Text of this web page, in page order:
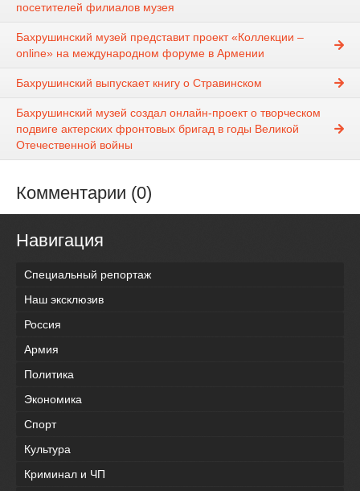
посетителей филиалов музея
Бахрушинский музей представит проект «Коллекции –
online» на международном форуме в Армении
Бахрушинский выпускает книгу о Стравинском
Бахрушинский музей создал онлайн-проект о творческом
подвиге актерских фронтовых бригад в годы Великой
Отечественной войны
Комментарии (0)
Навигация
Специальный репортаж
Наш эксклюзив
Россия
Армия
Политика
Экономика
Спорт
Культура
Криминал и ЧП